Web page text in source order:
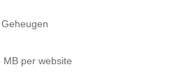
Geheugen
MB per website